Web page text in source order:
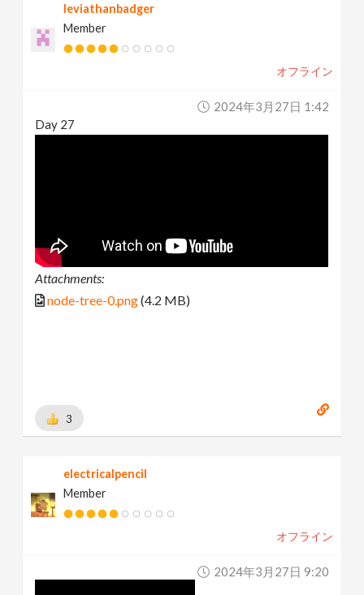
leviathanbadger
Member
オフライン
2024年3月27日 1:42
Day 27
Attachments:
node-tree-0.png(4.2 MB)
3
electricalpencil
Member
オフライン
2024年3月27日 9:20